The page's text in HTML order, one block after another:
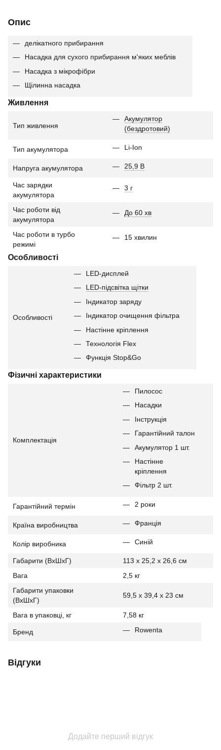
Опис
делікатного прибирання
Насадка для сухого прибирання м'яких меблів
Насадка з мікрофібри
Щілинна насадка
Живлення
Тип живлення
Акумулятор
(бездротовий)
Тип акумулятора Li-Ion
Напруга акумулятора 25,9 В
Час зарядки
акумулятора
3 г
Час роботи від
акумулятора
До 60 хв
Час роботи в турбо
режимі
15 хвилин
Особливості
Особливості
LED-дисплей
LED-підсвітка щітки
Індикатор заряду
Індикатор очищення фільтра
Настінне кріплення
Технологія Flex
Функція Stop&Go
Фізичні характеристики
Комплектація
Пилосос
Насадки
Інструкція
Гарантійний талон
Акумулятор 1 шт.
Настінне
кріплення
Фільтр 2 шт.
Гарантійний термін 2 роки
Країна виробництва Франція
Колір виробника Синій
Габарити (ВхШхГ)
113 х 25,2 х 26,6 см
Вага
2,5 кг
Габарити упаковки
(ВхШхГ)
59,5 x 39,4 x 23 см
Вага в упаковці, кг 7,58 кг
Бренд Rowenta
Відгуки
Додайте перший відгук